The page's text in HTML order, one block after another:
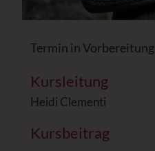
Termin in Vorbereitung
Kursleitung
Heidi Clementi
Kursbeitrag